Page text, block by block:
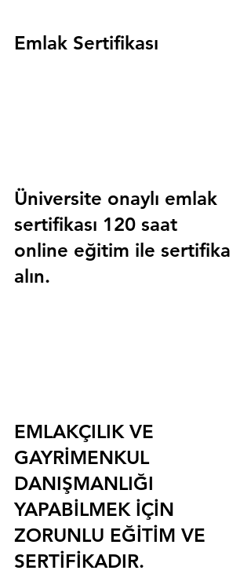
Emlak Sertifikası
Üniversite onaylı emlak
sertifikası 120 saat
online eğitim ile sertifika
alın.
EMLAKÇILIK VE
GAYRİMENKUL
DANIŞMANLIĞI
YAPABİLMEK İÇİN
ZORUNLU EĞİTİM VE
SERTİFİKADIR.